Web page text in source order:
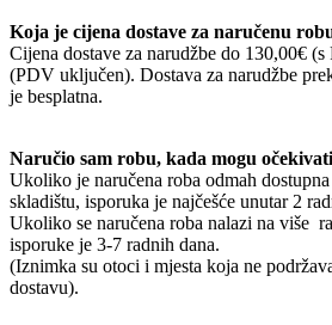
Koja je cijena dostave za naručenu
Cijena dostave za narudžbe do 130,00€
(PDV uključen). Dostava za narudžbe
je besplatna.
Naručio sam robu, kada mogu
Ukoliko je naručena roba odmah
skladištu, isporuka je najčešće unutar 2
Ukoliko se naručena roba nalazi na više
isporuke je 3-7 radnih dana.
(Iznimka su otoci i mjesta koja ne
dostavu).